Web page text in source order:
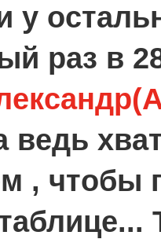
у
раз в
ведь
, чтобы